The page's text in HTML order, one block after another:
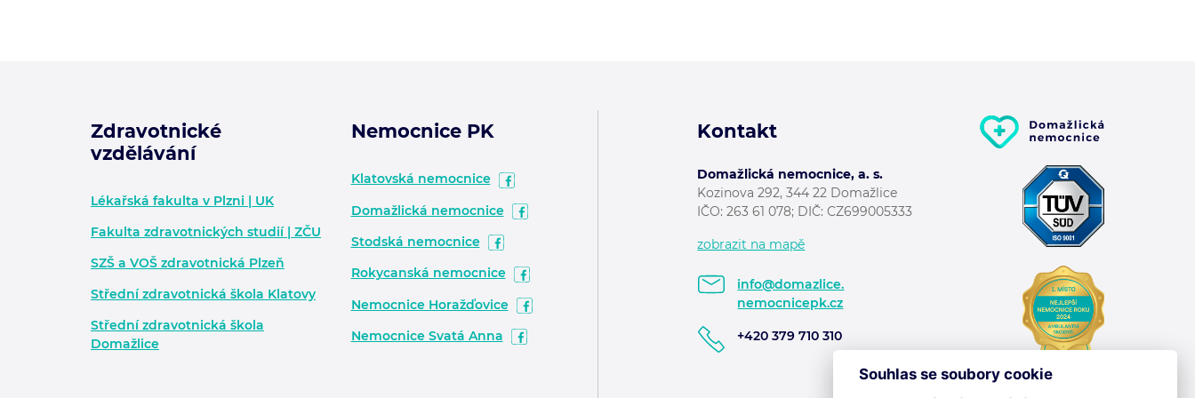
Zápatí - další informace
Zdravotnické
vzdělávání
Lékařská fakulta v Plzni | UK
Fakulta zdravotnických studií | ZČU
SZŠ a VOŠ zdravotnická Plzeň
Střední zdravotnická škola Klatovy
Střední zdravotnická škola
Domažlice
Nemocnice PK
Klatovská nemocnice
Domažlická nemocnice
Stodská nemocnice
Rokycanská nemocnice
Nemocnice Horažďovice
Nemocnice Svatá Anna
Kontakt
Domažlická nemocnice, a. s.
Kozinova 292, 344 22 Domažlice
IČO: 263 61 078; DIČ: CZ699005333
zobrazit na mapě
info@domazlice.
nemocnicepk.cz
+420 379 710 310
Souhlas se soubory cookie